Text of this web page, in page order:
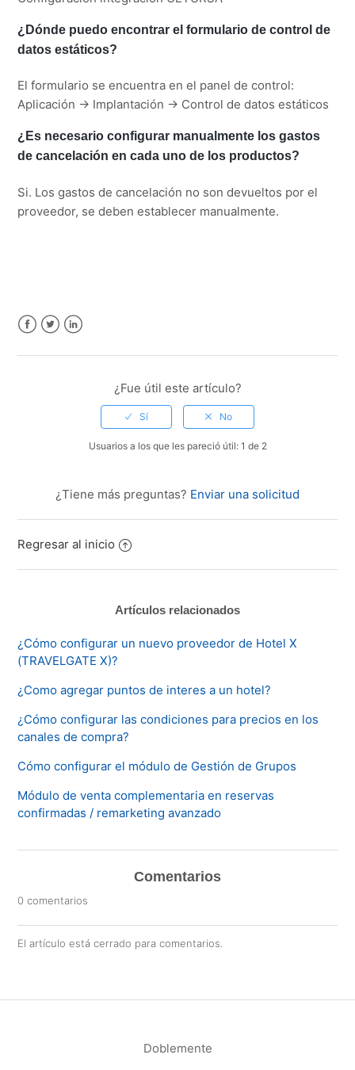
¿Dónde puedo encontrar el formulario de control de
datos estáticos?
El formulario se encuentra en el panel de control:
Aplicación -> Implantación -> Control de datos estáticos
¿Es necesario configurar manualmente los gastos
de cancelación en cada uno de los productos?
Si. Los gastos de cancelación no son devueltos por el
proveedor, se deben establecer manualmente.
¿Fue útil este artículo?
Usuarios a los que les pareció útil: 1 de 2
¿Tiene más preguntas? Enviar una solicitud
Regresar al inicio
Artículos relacionados
¿Cómo configurar un nuevo proveedor de Hotel X
(TRAVELGATE X)?
¿Como agregar puntos de interes a un hotel?
¿Cómo configurar las condiciones para precios en los
canales de compra?
Cómo configurar el módulo de Gestión de Grupos
Módulo de venta complementaria en reservas
confirmadas / remarketing avanzado
Comentarios
0 comentarios
El artículo está cerrado para comentarios.
Doblemente